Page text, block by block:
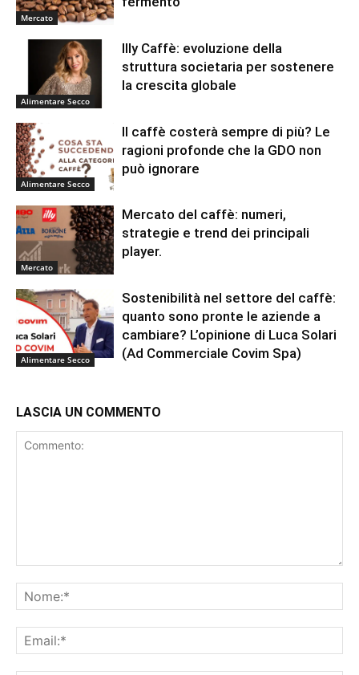
Mercato
Alimentare Secco
Illy Caffè: evoluzione della
struttura societaria per sostenere
la crescita globale
Alimentare Secco
Il caffè costerà sempre di più? Le
ragioni profonde che la GDO non
può ignorare
Mercato
Mercato del caffè: numeri,
strategie e trend dei principali
player.
Alimentare Secco
Sostenibilità nel settore del caffè:
quanto sono pronte le aziende a
cambiare? L’opinione di Luca Solari
(Ad Commerciale Covim Spa)
LASCIA UN COMMENTO